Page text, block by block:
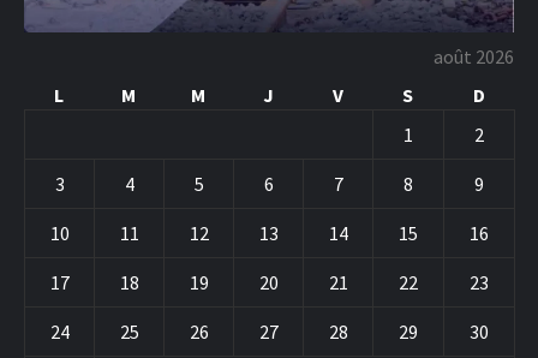
août 2026
L
M M J V S
D
1
2
3 4 5 6 7 8 9
10 11 12 13 14 15 16
17 18 19 20 21 22 23
24 25 26 27 28 29 30